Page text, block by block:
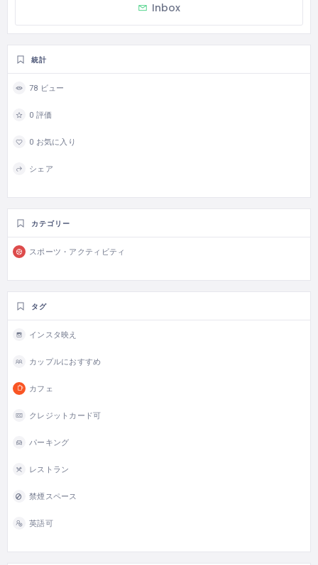
Inbox
統計
78 ビュー
0 評価
0 お気に入り
シェア
カテゴリー
スポーツ・アクティビティ
タグ
インスタ映え
カップルにおすすめ
カフェ
クレジットカード可
パーキング
レストラン
禁煙スペース
英語可